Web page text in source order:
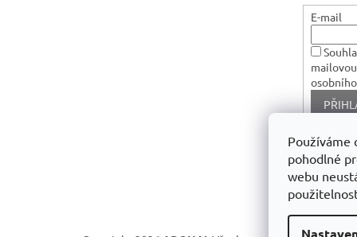
Používáme
pohodlné
webu
E-mail